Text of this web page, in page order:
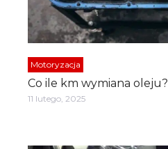
Motoryzacja
Co ile km wymiana oleju?
11 lutego, 2025